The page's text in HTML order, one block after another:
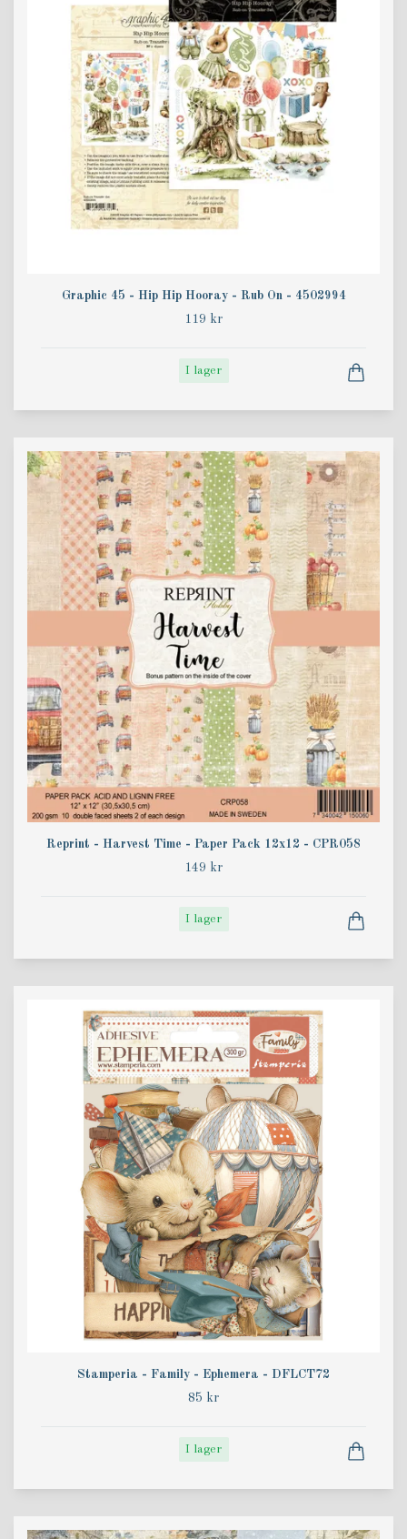
Graphic 45 - Hip Hip Hooray - Rub On - 4502994
119 kr
I lager
Reprint - Harvest Time - Paper Pack 12x12 - CPR058
149 kr
I lager
Stamperia - Family - Ephemera - DFLCT72
85 kr
I lager